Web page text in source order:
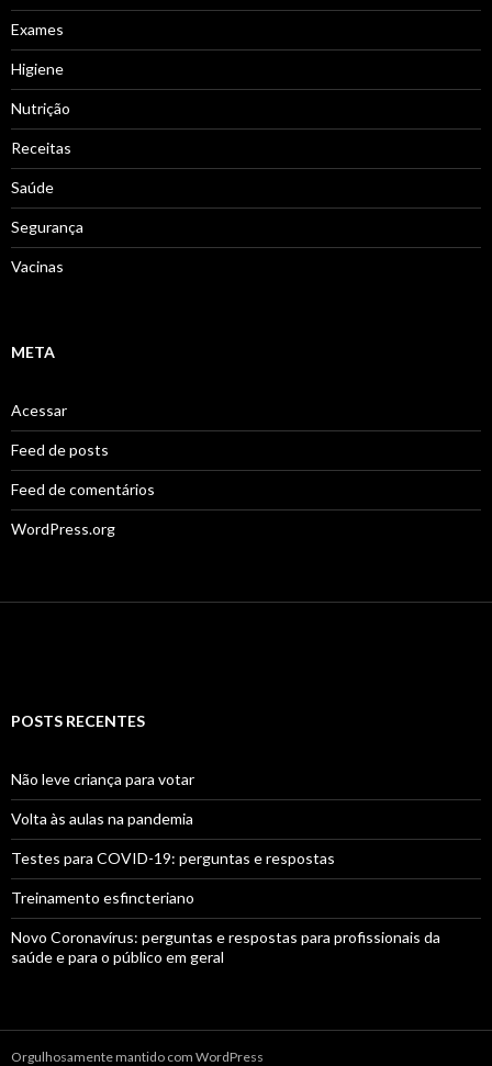
Exames
Higiene
Nutrição
Receitas
Saúde
Segurança
Vacinas
META
Acessar
Feed de posts
Feed de comentários
WordPress.org
POSTS RECENTES
Não leve criança para votar
Volta às aulas na pandemia
Testes para COVID-19: perguntas e respostas
Treinamento esfincteriano
Novo Coronavírus: perguntas e respostas para profissionais da
saúde e para o público em geral
Orgulhosamente mantido com WordPress